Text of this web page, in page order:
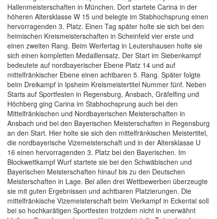
Hallenmeisterschaften in München. Dort startete Carina in der
höheren Altersklasse W 15 und belegte im Stabhochsprung einen
hervorragenden 3. Platz. Einen Tag später holte sie sich bei den
heimischen Kreismeisterschaften in Scheinfeld vier erste und
einen zweiten Rang. Beim Werfertag in Leutershausen holte sie
sich einen kompletten Medaillensatz. Der Start im Siebenkampf
bedeutete auf nordbayerischer Ebene Platz 14 und auf
mittelfränkischer Ebene einen achtbaren 5. Rang. Später folgte
beim Dreikampf in Ipsheim Kreismeistertitel Nummer fünf. Neben
Starts auf Sportfesten in Regensburg, Ansbach, Gräfelfing und
Höchberg ging Carina im Stabhochsprung auch bei den
Mittelfränkischen und Nordbayerischen Meisterschaften in
Ansbach und bei den Bayerischen Meisterschaften in Regensburg
an den Start. Hier holte sie sich den mittelfränkischen Meistertitel,
die nordbayerische Vizemeisterschaft und in der Altersklasse U
16 einen hervorragenden 3. Platz bei den Bayerischen. Im
Blockwettkampf Wurf startete sie bei den Schwäbischen und
Bayerischen Meisterschaften hinauf bis zu den Deutschen
Meisterschaften in Lage. Bei allen drei Wettbewerben überzeugte
sie mit guten Ergebnissen und achtbaren Platzierungen. Die
mittelfränkische Vizemeisterschaft beim Vierkampf in Eckental soll
bei so hochkarätigen Sportfesten trotzdem nicht in unerwähnt